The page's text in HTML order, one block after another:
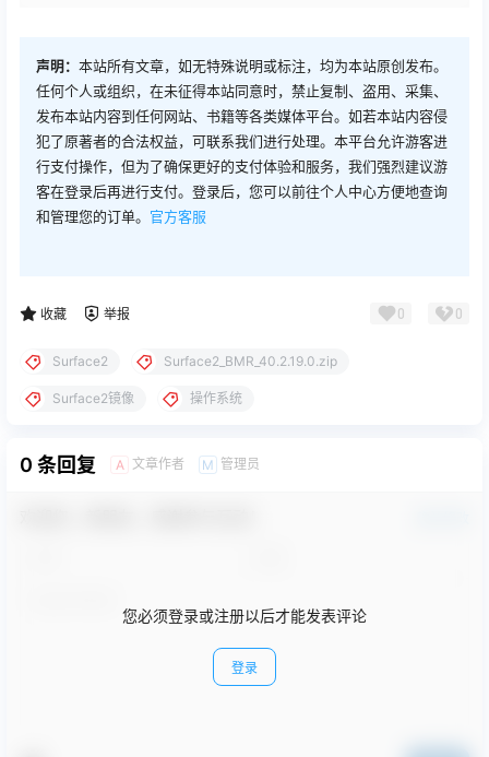
声明： 本站所有文章，如无特殊说明或标注，均为本站原创发布。
任何个人或组织，在未征得本站同意时，禁止复制、盗用、采集、
发布本站内容到任何网站、书籍等各类媒体平台。如若本站内容侵
犯了原著者的合法权益，可联系我们进行处理。本平台允许游客进
行支付操作，但为了确保更好的支付体验和服务，我们强烈建议游
客在登录后再进行支付。登录后，您可以前往个人中心方便地查询
和管理您的订单。 官方客服
收藏 举报 0 0
Surface2 Surface2_BMR_40.2.19.0.zip
Surface2镜像 操作系统
0 条回复 A 文章作者 M 管理员
您必须登录或注册以后才能发表评论
登录